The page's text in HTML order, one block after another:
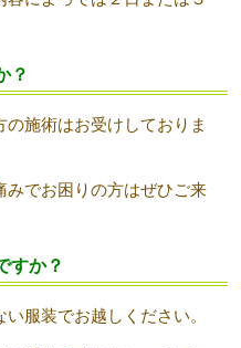
？
施術はお受けしておりま
みでお困りの方はぜひご来
すか？
服装でお越しください。